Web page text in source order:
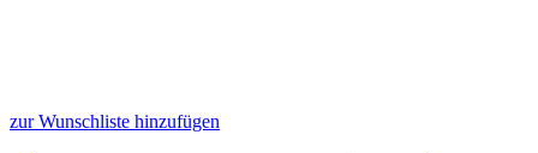
zur Wunschliste hinzufügen